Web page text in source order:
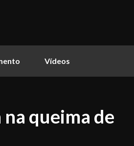
Vídeos
queima de